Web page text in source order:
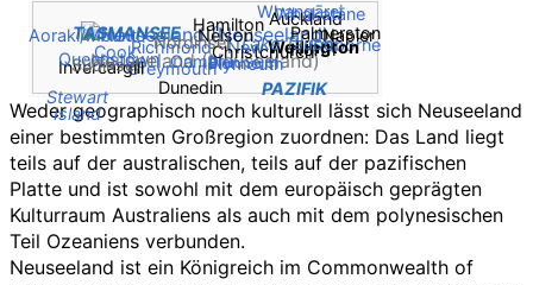
Neuseeland (Neuseeland)
Whangārei
Auckland
Hamilton
Whakatāne
Gisborne
Napier
New
Plymouth
Palmerston
North
Wellington
Blenheim
Nelson
Richmond
Greymouth
Christchurch
Dunedin
Invercargill
Queenstown Oamaru
Aoraki/Mount
Cook
PAZIFIK
TASMANSEENordinsel
Südinsel
Lake Taupo
Stewart
Island
Weder geographisch noch kulturell lässt sich Neuseeland
einer bestimmten Großregion zuordnen: Das Land liegt
teils auf der australischen, teils auf der pazifischen
Platte und ist sowohl mit dem europäisch geprägten
Kulturraum Australiens als auch mit dem polynesischen
Teil Ozeaniens verbunden.
Neuseeland ist ein Königreich im Commonwealth of